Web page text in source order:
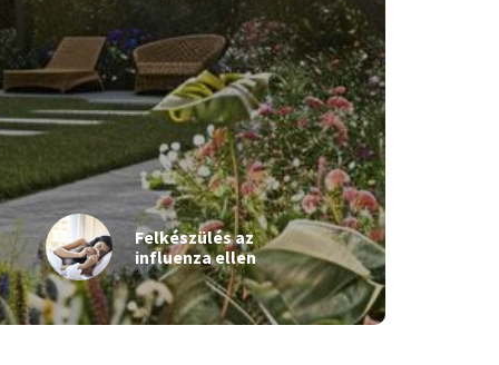
Felkészülés az
influenza ellen